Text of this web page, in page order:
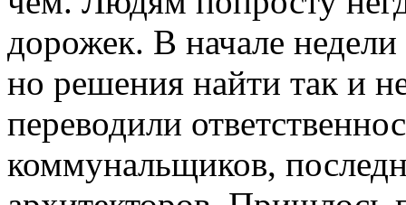
дорожек. В начале
но решения найти так и
переводили
коммунальщиков,